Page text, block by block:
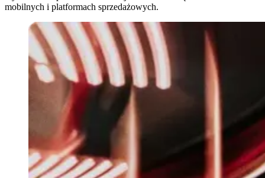
mobilnych i platformach sprzedażowych.